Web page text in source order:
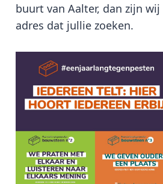
buurt van Aalter, dan zijn
adres dat jullie zoeken.